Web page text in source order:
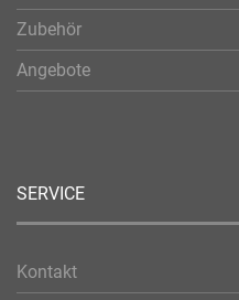
Zubehör
Angebote
SERVICE
Kontakt